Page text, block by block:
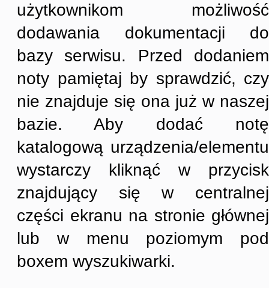
użytkownikom możliwość
dodawania dokumentacji do
bazy serwisu. Przed dodaniem
noty pamiętaj by sprawdzić, czy
nie znajduje się ona już w naszej
bazie. Aby dodać notę
katalogową urządzenia/elementu
wystarczy kliknąć w przycisk
znajdujący się w centralnej
części ekranu na stronie głównej
lub w menu poziomym pod
boxem wyszukiwarki.